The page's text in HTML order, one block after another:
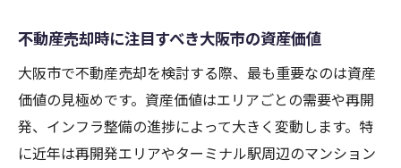
不動産売却時に注目すべき大阪市の資産価値
大阪市で不動産売却を検討する際、最も重要なのは資産
価値の見極めです。資産価値はエリアごとの需要や再開
発、インフラ整備の進捗によって大きく変動します。特
に近年は再開発エリアやターミナル駅周辺のマンション